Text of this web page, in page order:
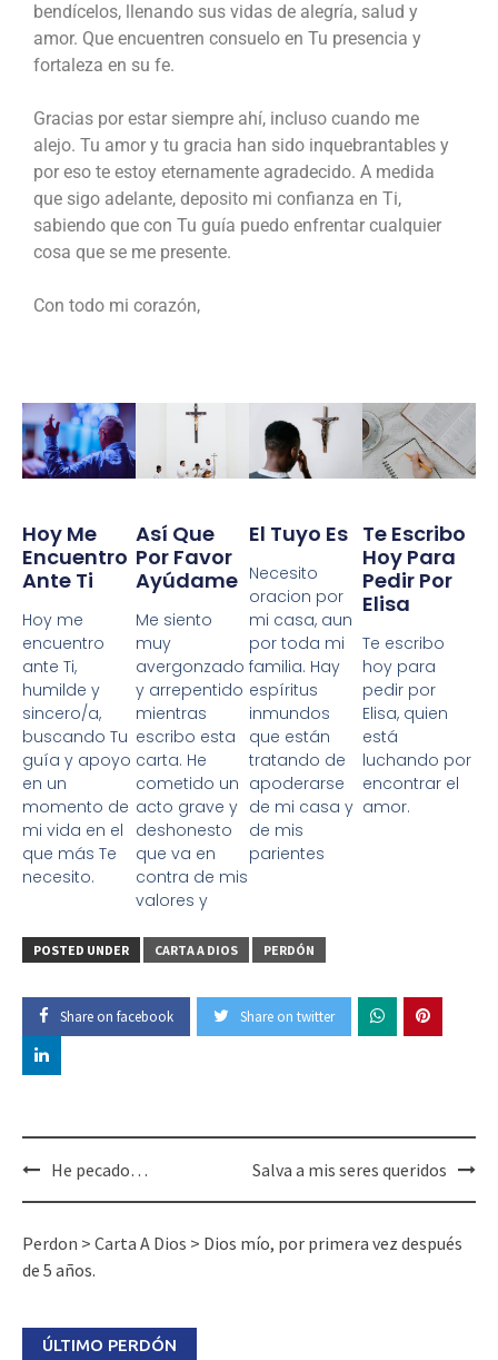
bendícelos, llenando sus vidas de alegría, salud y
amor. Que encuentren consuelo en Tu presencia y
fortaleza en su fe.
Gracias por estar siempre ahí, incluso cuando me
alejo. Tu amor y tu gracia han sido inquebrantables y
por eso te estoy eternamente agradecido. A medida
que sigo adelante, deposito mi confianza en Ti,
sabiendo que con Tu guía puedo enfrentar cualquier
cosa que se me presente.
Con todo mi corazón,
Hoy Me
Encuentro
Ante Ti
Hoy me
encuentro
ante Ti,
humilde y
sincero/a,
buscando Tu
guía y apoyo
en un
momento de
mi vida en el
que más Te
necesito.
Así Que
Por Favor
Ayúdame
Me siento
muy
avergonzado
y arrepentido
mientras
escribo esta
carta. He
cometido un
acto grave y
deshonesto
que va en
contra de mis
valores y
El Tuyo Es
Necesito
oracion por
mi casa, aun
por toda mi
familia. Hay
espíritus
inmundos
que están
tratando de
apoderarse
de mi casa y
de mis
parientes
Te Escribo
Hoy Para
Pedir Por
Elisa
Te escribo
hoy para
pedir por
Elisa, quien
está
luchando por
encontrar el
amor.
POSTED UNDER CARTA A DIOS PERDÓN
Share on facebook Share on twitter
He pecado… Salva a mis seres queridos
Perdon > Carta A Dios > Dios mío, por primera vez después
de 5 años.
ÚLTIMO PERDÓN